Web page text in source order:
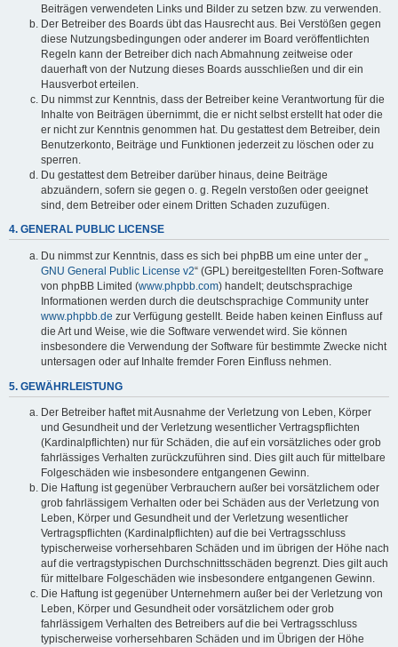
Beiträgen verwendeten Links und Bilder zu setzen bzw. zu verwenden.
Der Betreiber des Boards übt das Hausrecht aus. Bei Verstößen gegen
diese Nutzungsbedingungen oder anderer im Board veröffentlichten
Regeln kann der Betreiber dich nach Abmahnung zeitweise oder
dauerhaft von der Nutzung dieses Boards ausschließen und dir ein
Hausverbot erteilen.
Du nimmst zur Kenntnis, dass der Betreiber keine Verantwortung für die
Inhalte von Beiträgen übernimmt, die er nicht selbst erstellt hat oder die
er nicht zur Kenntnis genommen hat. Du gestattest dem Betreiber, dein
Benutzerkonto, Beiträge und Funktionen jederzeit zu löschen oder zu
sperren.
Du gestattest dem Betreiber darüber hinaus, deine Beiträge
abzuändern, sofern sie gegen o. g. Regeln verstoßen oder geeignet
sind, dem Betreiber oder einem Dritten Schaden zuzufügen.
4. GENERAL PUBLIC LICENSE
Du nimmst zur Kenntnis, dass es sich bei phpBB um eine unter der „
GNU General Public License v2“ (GPL) bereitgestellten Foren-Software
von phpBB Limited (www.phpbb.com) handelt; deutschsprachige
Informationen werden durch die deutschsprachige Community unter
www.phpbb.de zur Verfügung gestellt. Beide haben keinen Einfluss auf
die Art und Weise, wie die Software verwendet wird. Sie können
insbesondere die Verwendung der Software für bestimmte Zwecke nicht
untersagen oder auf Inhalte fremder Foren Einfluss nehmen.
5. GEWÄHRLEISTUNG
Der Betreiber haftet mit Ausnahme der Verletzung von Leben, Körper
und Gesundheit und der Verletzung wesentlicher Vertragspflichten
(Kardinalpflichten) nur für Schäden, die auf ein vorsätzliches oder grob
fahrlässiges Verhalten zurückzuführen sind. Dies gilt auch für mittelbare
Folgeschäden wie insbesondere entgangenen Gewinn.
Die Haftung ist gegenüber Verbrauchern außer bei vorsätzlichem oder
grob fahrlässigem Verhalten oder bei Schäden aus der Verletzung von
Leben, Körper und Gesundheit und der Verletzung wesentlicher
Vertragspflichten (Kardinalpflichten) auf die bei Vertragsschluss
typischerweise vorhersehbaren Schäden und im übrigen der Höhe nach
auf die vertragstypischen Durchschnittsschäden begrenzt. Dies gilt auch
für mittelbare Folgeschäden wie insbesondere entgangenen Gewinn.
Die Haftung ist gegenüber Unternehmern außer bei der Verletzung von
Leben, Körper und Gesundheit oder vorsätzlichem oder grob
fahrlässigem Verhalten des Betreibers auf die bei Vertragsschluss
typischerweise vorhersehbaren Schäden und im Übrigen der Höhe